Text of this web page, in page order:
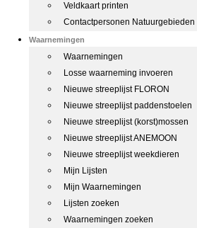
Veldkaart printen
Contactpersonen Natuurgebieden
Waarnemingen
Waarnemingen
Losse waarneming invoeren
Nieuwe streeplijst FLORON
Nieuwe streeplijst paddenstoelen
Nieuwe streeplijst (korst)mossen
Nieuwe streeplijst ANEMOON
Nieuwe streeplijst weekdieren
Mijn Lijsten
Mijn Waarnemingen
Lijsten zoeken
Waarnemingen zoeken